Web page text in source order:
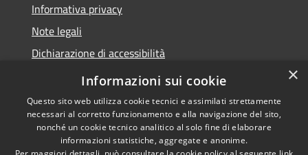
Informativa privacy
Note legali
Dichiarazione di accessibilità
Piano di miglioramento del sito
Copyright © 2026 • Comune di
×
Informazioni sui cookie
Questo sito web utilizza cookie tecnici e assimilati strettamente
necessari al corretto funzionamento e alla navigazione del sito,
nonché un cookie tecnico analitico al solo fine di elaborare
informazioni statistiche, aggregate e anonime.